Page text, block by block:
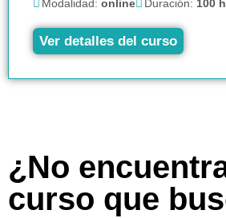
Modalidad: online Duración: 100 h
Ver detalles del curso
¿No
curso que